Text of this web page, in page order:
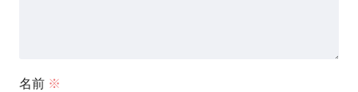
名前 ※